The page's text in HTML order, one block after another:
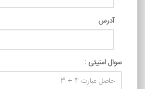
آدرس
سوال امنیتی :